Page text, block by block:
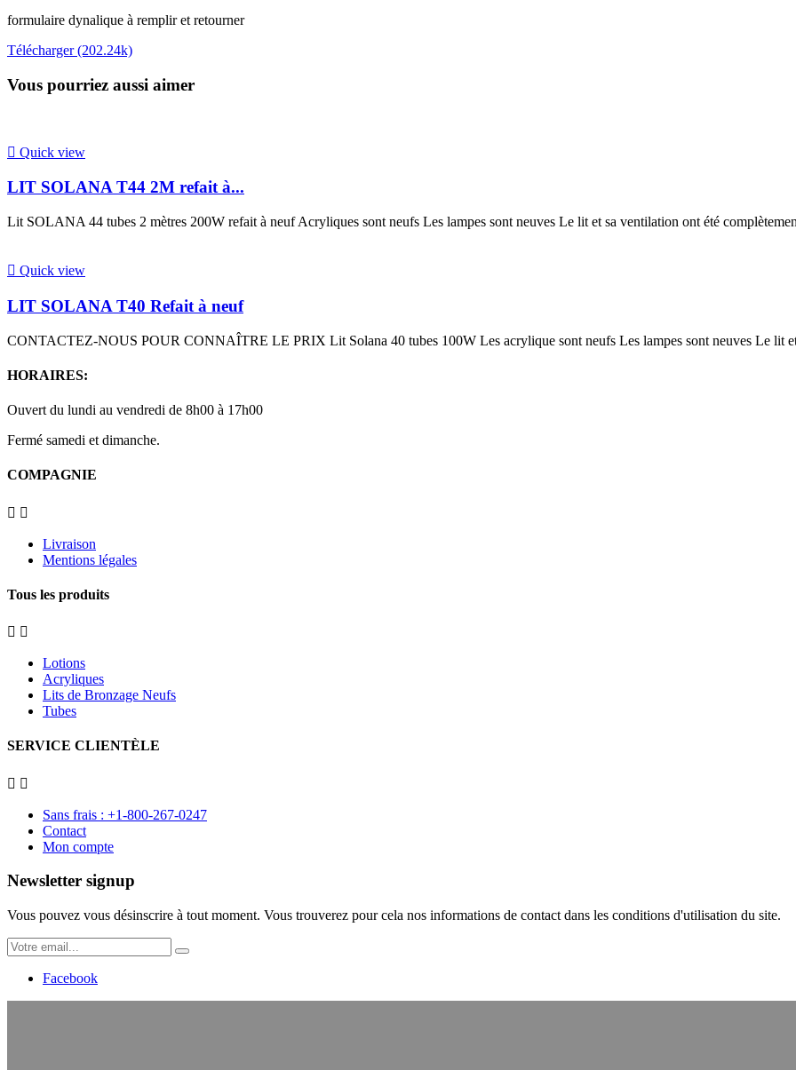
formulaire dynalique à remplir et retourner
Télécharger (202.24k)
Vous pourriez aussi aimer
 Quick view
LIT SOLANA T44 2M refait à...
Lit SOLANA 44 tubes 2 mètres 200W refait à neuf Acryliques sont neufs Les lampes sont neuves Le lit et sa ventilation ont été
 Quick view
LIT SOLANA T40 Refait à neuf
CONTACTEZ-NOUS POUR CONNAÎTRE LE PRIX Lit Solana 40 tubes 100W Les acrylique sont neufs Les lampes sont neuves Le lit
HORAIRES:
Ouvert du lundi au vendredi de 8h00 à 17h00
Fermé samedi et dimanche.
COMPAGNIE
 
Livraison
Mentions légales
Tous les produits
 
Lotions
Acryliques
Lits de Bronzage Neufs
Tubes
SERVICE CLIENTÈLE
 
Sans frais : +1-800-267-0247
Contact
Mon compte
Newsletter signup
Vous pouvez vous désinscrire à tout moment. Vous trouverez pour cela nos informations de contact dans les conditions d'utilisation du site.
Facebook